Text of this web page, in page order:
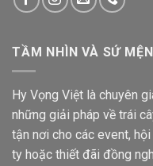
TẦM NHÌN VÀ SỨ
Hy Vọng Việt là chuyên
những giải pháp về trái
tận nơi cho các event,
ty hoặc thiết đãi đồng